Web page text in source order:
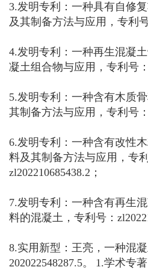
3.发明专利：一种具有自修
及其制备方法与应用，专利号
4.发明专利：一种再生混凝
凝土组合物与应用，专利号：
5.发明专利：一种含有木质
其制备方法与应用，专利号：
6.发明专利：一种含有改性
料及其制备方法与应用，专利
zl202210685438.2；
7.发明专利：一种含有再生
料的混凝土，专利号：
8.实用新型：王亮，一种混
202022548287.5。
1.学术专